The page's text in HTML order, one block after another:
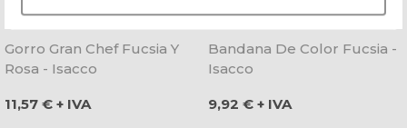
Gorro Gran Chef Fucsia Y
Rosa - Isacco
Precio
11,57 € + IVA
Bandana De Color Fucsia -
Isacco
Precio
9,92 € + IVA